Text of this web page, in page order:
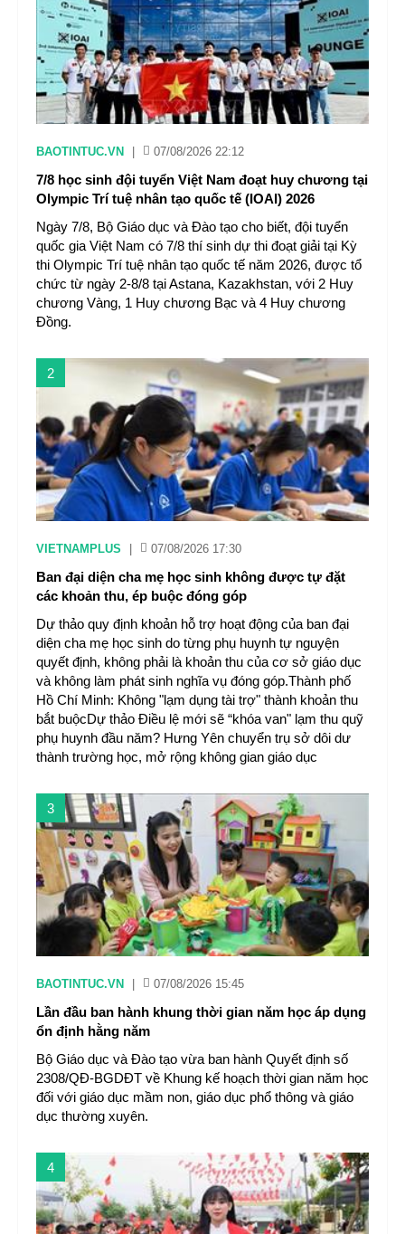
BAOTINTUC.VN 07/08/2026 22:12
7/8 học sinh đội tuyển Việt Nam đoạt huy chương tại
Olympic Trí tuệ nhân tạo quốc tế (IOAI) 2026
Ngày 7/8, Bộ Giáo dục và Đào tạo cho biết, đội tuyển
quốc gia Việt Nam có 7/8 thí sinh dự thi đoạt giải tại Kỳ
thi Olympic Trí tuệ nhân tạo quốc tế năm 2026, được tổ
chức từ ngày 2-8/8 tại Astana, Kazakhstan, với 2 Huy
chương Vàng, 1 Huy chương Bạc và 4 Huy chương
Đồng.
2
VIETNAMPLUS 07/08/2026 17:30
Ban đại diện cha mẹ học sinh không được tự đặt
các khoản thu, ép buộc đóng góp
Dự thảo quy định khoản hỗ trợ hoạt động của ban đại
diện cha mẹ học sinh do từng phụ huynh tự nguyện
quyết định, không phải là khoản thu của cơ sở giáo dục
và không làm phát sinh nghĩa vụ đóng góp.Thành phố
Hồ Chí Minh: Không "lạm dụng tài trợ" thành khoản thu
bắt buộcDự thảo Điều lệ mới sẽ “khóa van" lạm thu quỹ
phụ huynh đầu năm? Hưng Yên chuyển trụ sở dôi dư
thành trường học, mở rộng không gian giáo dục
3
BAOTINTUC.VN 07/08/2026 15:45
Lần đầu ban hành khung thời gian năm học áp dụng
ổn định hằng năm
Bộ Giáo dục và Đào tạo vừa ban hành Quyết định số
2308/QĐ-BGDĐT về Khung kế hoạch thời gian năm học
đối với giáo dục mầm non, giáo dục phổ thông và giáo
dục thường xuyên.
4